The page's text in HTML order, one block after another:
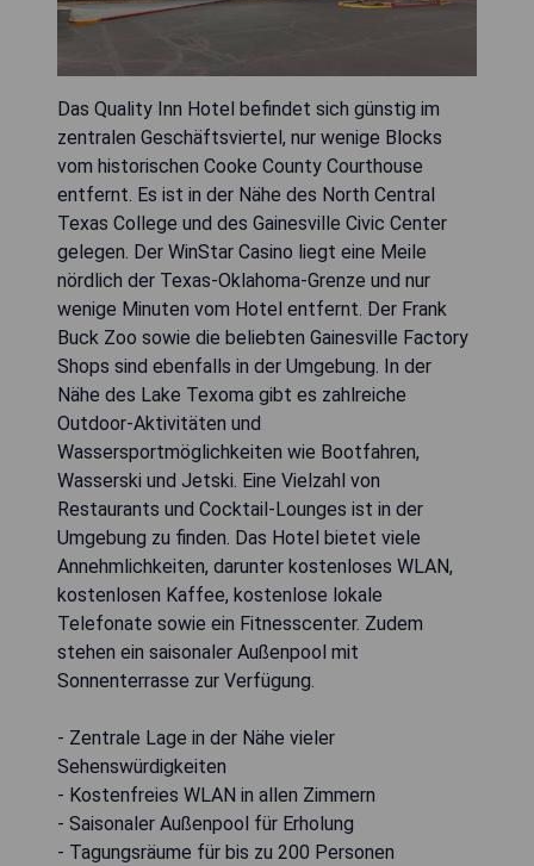
Das Quality Inn Hotel befindet sich günstig im
zentralen Geschäftsviertel, nur wenige Blocks
vom historischen Cooke County Courthouse
entfernt. Es ist in der Nähe des North Central
Texas College und des Gainesville Civic Center
gelegen. Der WinStar Casino liegt eine Meile
nördlich der Texas-Oklahoma-Grenze und nur
wenige Minuten vom Hotel entfernt. Der Frank
Buck Zoo sowie die beliebten Gainesville Factory
Shops sind ebenfalls in der Umgebung. In der
Nähe des Lake Texoma gibt es zahlreiche
Outdoor-Aktivitäten und
Wassersportmöglichkeiten wie Bootfahren,
Wasserski und Jetski. Eine Vielzahl von
Restaurants und Cocktail-Lounges ist in der
Umgebung zu finden. Das Hotel bietet viele
Annehmlichkeiten, darunter kostenloses WLAN,
kostenlosen Kaffee, kostenlose lokale
Telefonate sowie ein Fitnesscenter. Zudem
stehen ein saisonaler Außenpool mit
Sonnenterrasse zur Verfügung.
- Zentrale Lage in der Nähe vieler
Sehenswürdigkeiten
- Kostenfreies WLAN in allen Zimmern
- Saisonaler Außenpool für Erholung
- Tagungsräume für bis zu 200 Personen